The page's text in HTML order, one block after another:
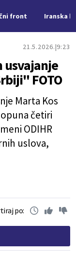
front Iranska
21.5.2026. 9:23
usvajanje
FOTO
Marta Kos
četiri
ODIHR
uslova,
po: